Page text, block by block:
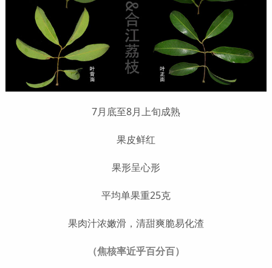
7月底至8月上旬成熟
果皮鲜红
果形呈心形
平均单果重25克
果肉汁浓嫩滑，清甜爽脆易化渣
（焦核率近乎百分百）